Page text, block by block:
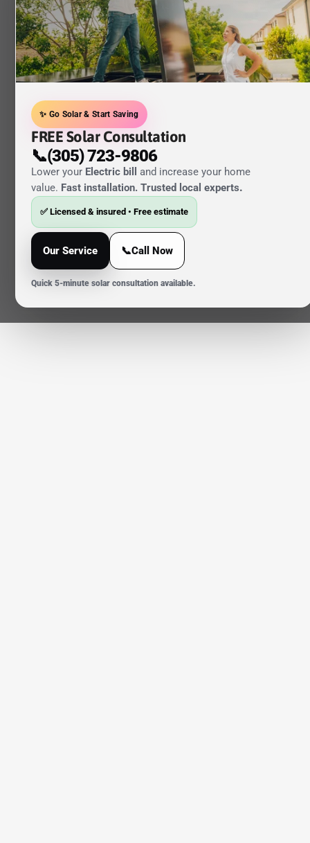
✨ Go Solar & Start Saving
FREE Solar Consultation
📞(305) 723-9806
Lower your Electric bill
and increase your home
value. Fast installation. Trusted local experts.
✅ Licensed & insured • Free estimate
Our Service 📞Call Now
Quick 5-minute solar consultation available.